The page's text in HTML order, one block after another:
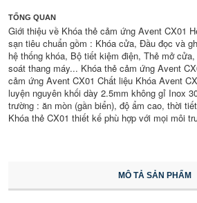
TỔNG QUAN
Giới thiệu về Khóa thẻ cảm ứng Avent CX01
sạn tiêu chuẩn gồm : Khóa cửa, Đầu đọc và
hệ thống khóa, Bộ tiết kiệm điện, Thẻ mở
soát thang máy... Khóa thẻ cảm ứng Avent
cảm ứng Avent CX01 Chất liệu Khóa Avent
luyện nguyên khối dày 2.5mm không gỉ Inox
trường : ăn mòn (gần biển), độ ẩm cao, thời
Khóa thẻ CX01 thiết kế phù hợp với mọi môi
MÔ TẢ SẢN PHẨM